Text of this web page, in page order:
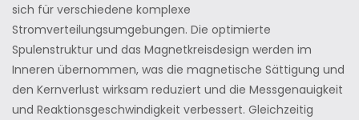
sich für verschiedene komplexe
Stromverteilungsumgebungen. Die optimierte
Spulenstruktur und das Magnetkreisdesign werden im
Inneren übernommen, was die magnetische Sättigung und
den Kernverlust wirksam reduziert und die Messgenauigkeit
und Reaktionsgeschwindigkeit verbessert. Gleichzeitig